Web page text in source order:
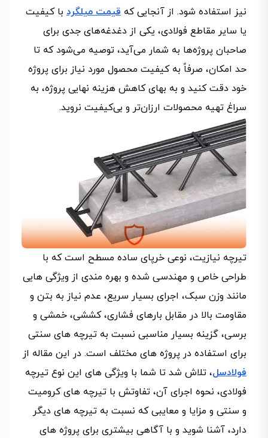
نیز استفاده شود. از آنجایی که قیمت میلگرد با کیفیت
یا سایر مقاطع فولادی، یکی از دغدغه‌های جدی برای
صاحبان پروژه‌ها به شمار می‌آید، توصیه می‌شود که تا
حد امکان، صرفاً به کیفیت محصول مورد نیاز برای پروژه
خود دقت کنید و به بهای کاهش هزینه نهایی پروژه، به
سراغ تهیه محصولات ارزان‌تر و بی‌کیفیت نروید.
تیرچه نیازیت، نوعی خرپای ساده مسطح است که با
طراحی خاص و مهندسی شده و بهره مندی از ویژگی هایی
مانند وزن سبک، اجرای بسیار سریع، عدم نیاز به بتن و
مقاومت بالا در مقابل بارهای فشاری، کششی، خمشی و
برسی، گزینه بسیار مناسبی نسبت به تیرچه های سنتی
برای استفاده در پروژه های مختلف است. در این مقاله از
فولادسل، تلاش شد تا شما با ویژگی های این نوع تیرچه
فولادی، نحوه اجرای آن، تفاوتش با تیرچه های کرومیت
و سنتی و مزایا و معایبی که نسبت به تیرچه های دیگر
دارد، آشنا شوید و با آگاهی بیشتری برای پروژه های